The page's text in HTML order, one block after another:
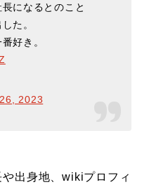
になるとのこと
た。
好き。
2023
出身地、wikiプロフィ